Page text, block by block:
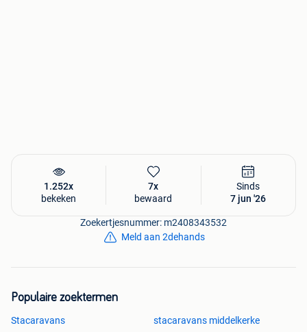
1.252x
bekeken
7x
bewaard
Sinds
7 jun '26
Zoekertjesnummer: m2408343532
Meld aan 2dehands
Populaire zoektermen
Stacaravans
stacaravans middelkerke